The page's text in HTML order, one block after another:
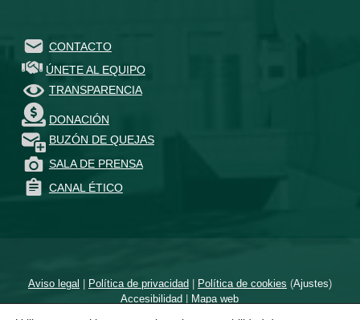
CONTACTO
ÚNETE AL EQUIPO
TRANSPARENCIA
DONACIÓN
BUZÓN DE QUEJAS
SALA DE PRENSA
CANAL ÉTICO
Aviso legal | Política de privacidad| Política de cookies (Ajustes)
Accesibilidad | Mapa web